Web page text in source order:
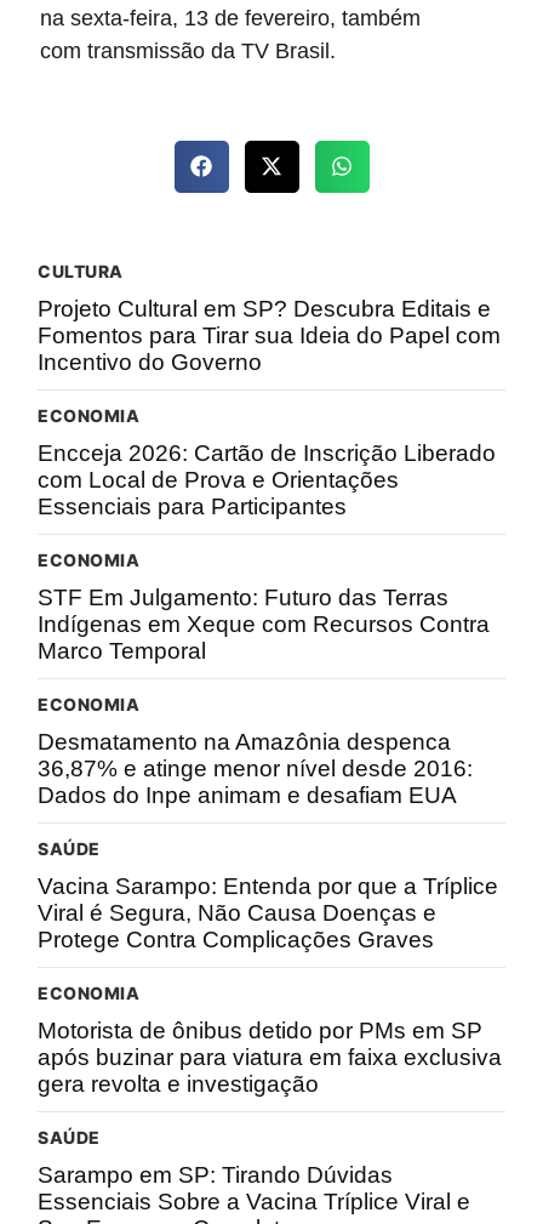
na sexta-feira, 13 de fevereiro, também
com transmissão da TV Brasil.
CULTURA
Projeto Cultural em SP? Descubra Editais e
Fomentos para Tirar sua Ideia do Papel com
Incentivo do Governo
ECONOMIA
Encceja 2026: Cartão de Inscrição Liberado
com Local de Prova e Orientações
Essenciais para Participantes
ECONOMIA
STF Em Julgamento: Futuro das Terras
Indígenas em Xeque com Recursos Contra
Marco Temporal
ECONOMIA
Desmatamento na Amazônia despenca
36,87% e atinge menor nível desde 2016:
Dados do Inpe animam e desafiam EUA
SAÚDE
Vacina Sarampo: Entenda por que a Tríplice
Viral é Segura, Não Causa Doenças e
Protege Contra Complicações Graves
ECONOMIA
Motorista de ônibus detido por PMs em SP
após buzinar para viatura em faixa exclusiva
gera revolta e investigação
SAÚDE
Sarampo em SP: Tirando Dúvidas
Essenciais Sobre a Vacina Tríplice Viral e